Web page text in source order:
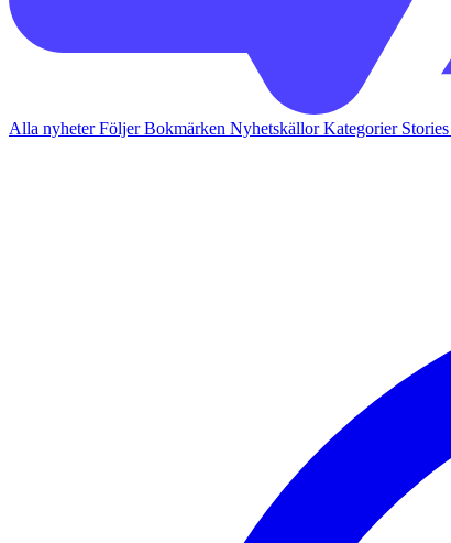
Alla nyheterFöljerBokmärken NyhetskällorKategorier Stories